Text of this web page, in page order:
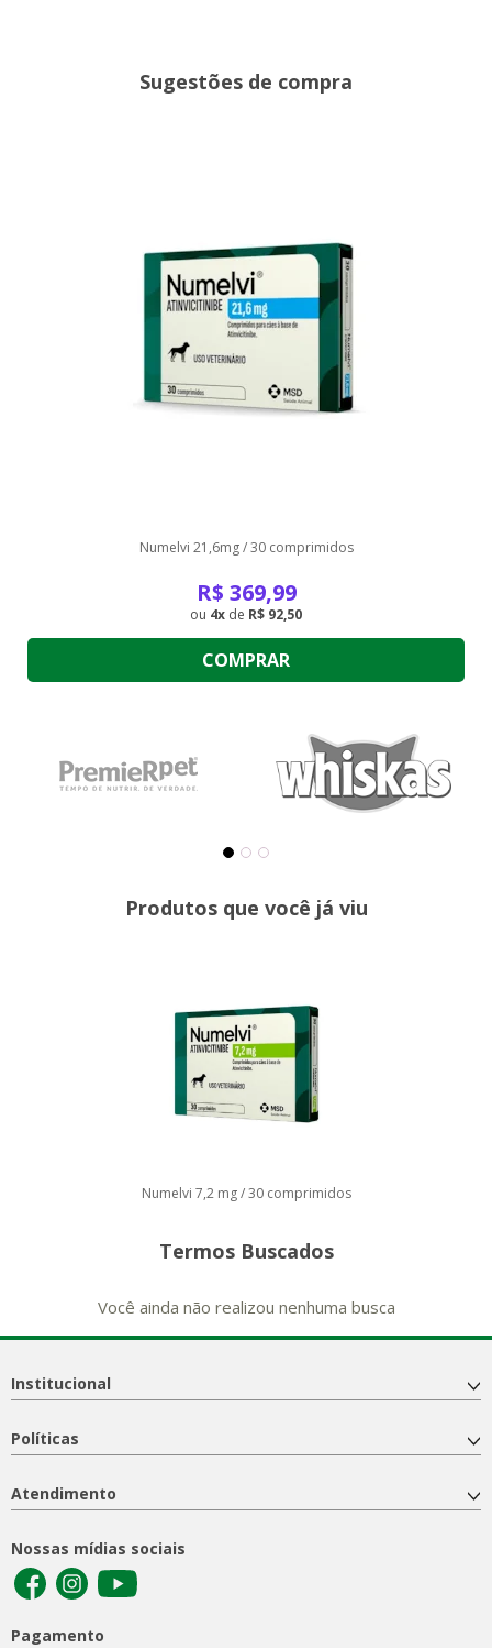
Sugestões de compra
Numelvi 21,6mg / 30 comprimidos
R$ 369,99
4 de R$ 92,50
COMPRAR
Produtos que você já viu
Numelvi 7,2 mg / 30 comprimidos
Termos Buscados
Você ainda não realizou nenhuma busca
Institucional
Políticas
Atendimento
Nossas mídias sociais
Pagamento